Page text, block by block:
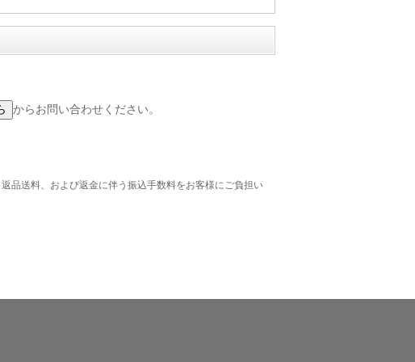
からお問い合わせください。
品送料、および返金に伴う振込手数料をお客様にご負担い